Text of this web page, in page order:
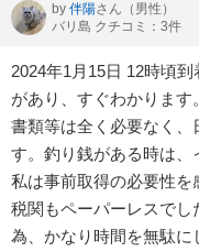
by 伴陽さん （男性）
バリ島 クチコミ：3件
2024年1月15日 12時頃
があり、すぐわかります。
書類等は全く必要なく、
す。釣り銭がある時は、
私は事前取得の必要性を
税関もペーパーレスでし
為、かなり時間を無駄に